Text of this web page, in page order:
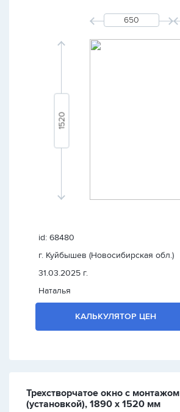
id: 68480
г. Куйбышев (Новосибирская обл.)
31.03.2025 г.
Наталья
КАЛЬКУЛЯТОР ЦЕН
Трехстворчатое окно с монтажом
(установкой), 1890 х 1520 мм